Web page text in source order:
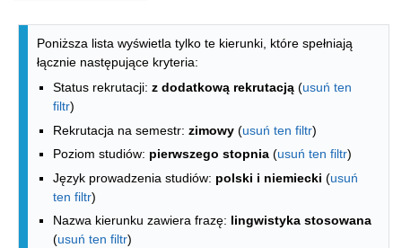
Lista kierunków - spis według
Poniższa lista wyświetla tylko te kierunki, które spełniają
łącznie następujące kryteria:
Status rekrutacji: z dodatkową rekrutacją (usuń ten
filtr)
Rekrutacja na semestr: zimowy (usuń ten filtr)
Poziom studiów: pierwszego stopnia (usuń ten filtr)
Język prowadzenia studiów: polski i niemiecki (usuń
ten filtr)
Nazwa kierunku zawiera frazę: lingwistyka stosowana
(usuń ten filtr)